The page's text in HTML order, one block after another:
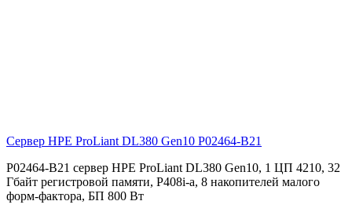
Сервер HPE ProLiant DL380 Gen10 P02464-B21
P02464-B21 cервер HPE ProLiant DL380 Gen10, 1 ЦП 4210, 32
Гбайт регистровой памяти, P408i-a, 8 накопителей малого
форм-фактора, БП 800 Вт